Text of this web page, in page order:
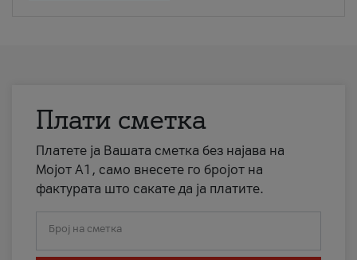
Плати сметка
Платете ја Вашата сметка без најава на
Мојот А1, само внесете го бројот на
фактурата што сакате да ја платите.
Број на сметка